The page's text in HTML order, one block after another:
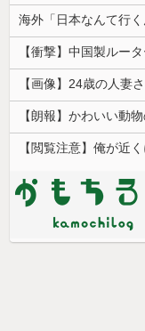
【閲覧注意】俺が近